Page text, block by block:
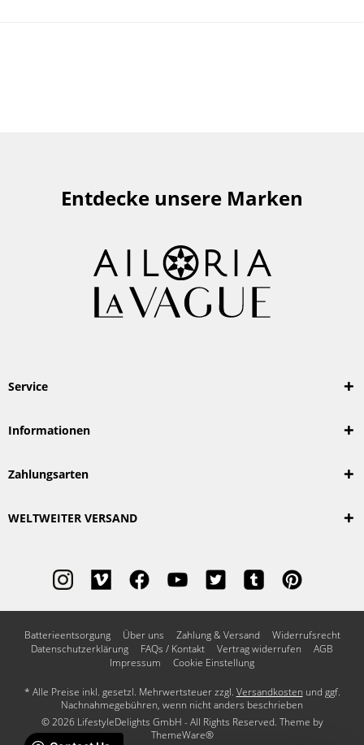
Entdecke unsere Marken
Service
Informationen
Zahlungsarten
WELTWEITER VERSAND
Batterieentsorgung Über uns Zahlung & Versand
Widerrufsrecht
Datenschutzerklärung
FAQs / Kontakt Vertrag widerrufen
AGB
Impressum
Cookie Einstellung
* Alle Preise inkl. gesetzl. Mehrwertsteuer zzgl. Versandkosten und ggf.
Nachnahmegebühren, wenn nicht anders beschrieben
© 2026 LifestyleDelights GmbH - All Rights Reserved. Theme by
ThemeWare®